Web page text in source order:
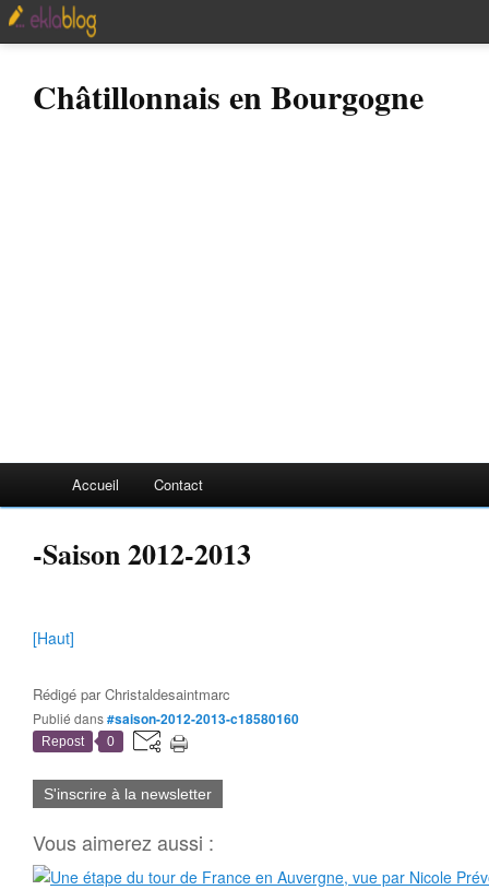
Châtillonnais en Bourgogne
Accueil Contact
-Saison 2012-2013
[Haut]
Rédigé parChristaldesaintmarc
Publié dans#saison-2012-2013-c18580160
Repost 0
S'inscrire à la newsletter
Vous aimerez aussi :